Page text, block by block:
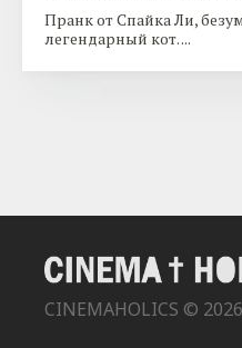
Пранк от Спайка Ли,
легендарный кот. ...
CINEMAHOLICS © 2026